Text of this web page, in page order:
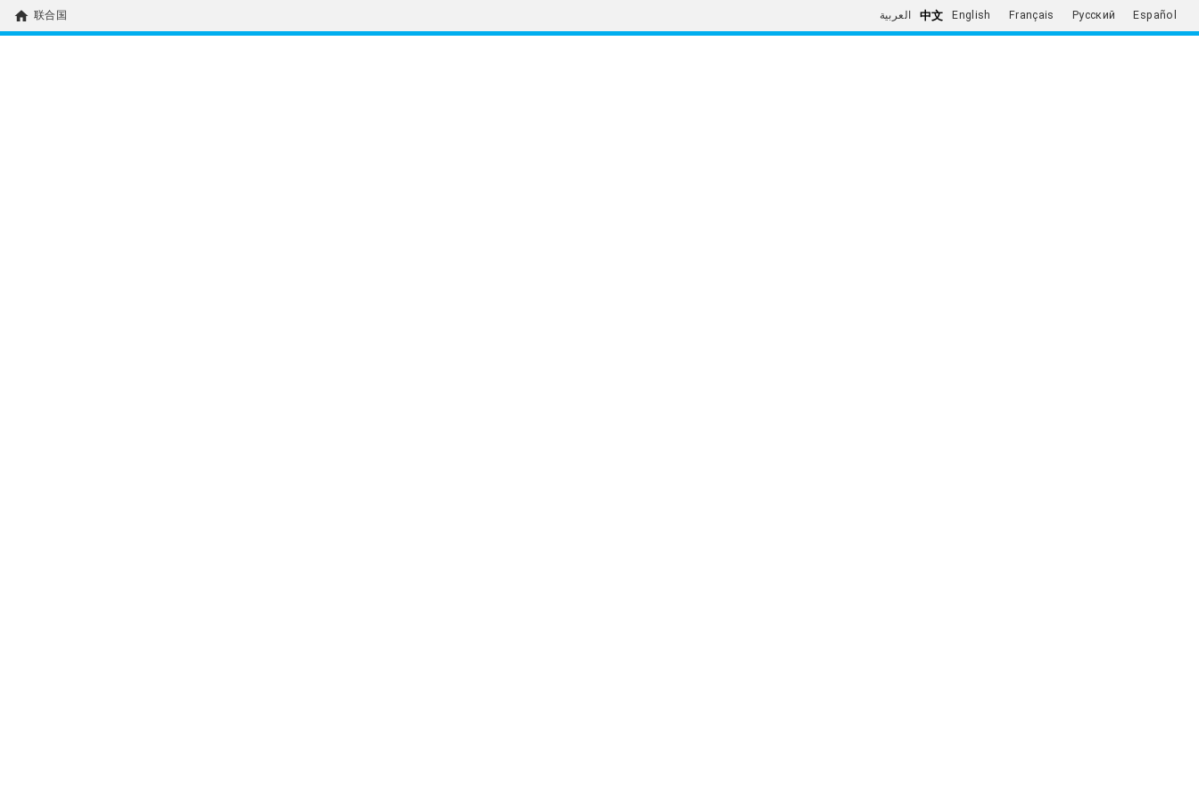
home 联合国 العربية 中文 English Français Русский Español